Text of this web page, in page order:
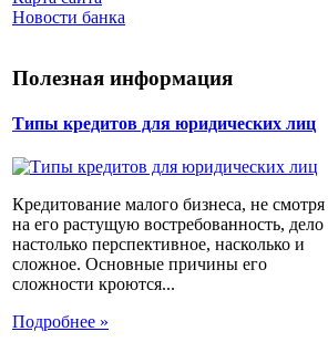
Новости банка
Полезная информация
Типы кредитов для юридических лиц
Кредитование малого бизнеса, не смотря
на его растущую востребованность, дело
настолько перспективное, насколько и
сложное. Основные причины его
сложности кроются...
Подробнее »